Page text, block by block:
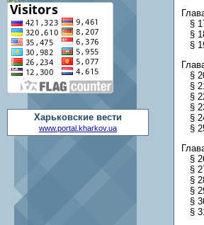
§
§
§
§
§
§
§
§
§
§
§
§
§
§
§
Харьковские вести
www.portal.kharkov.ua